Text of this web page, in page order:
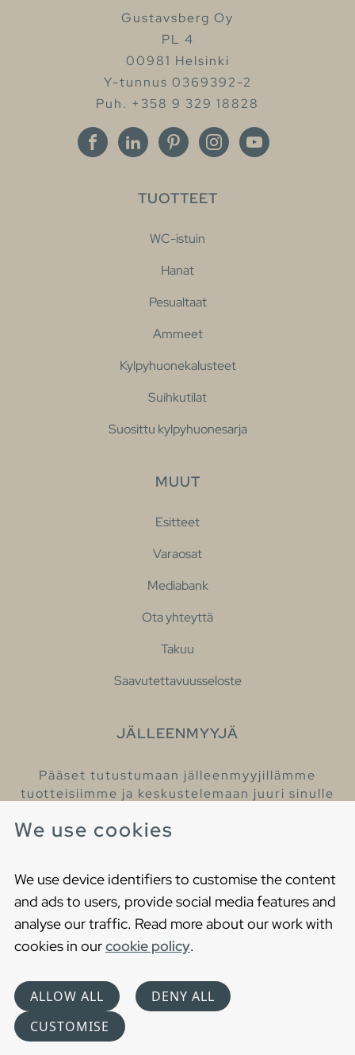
We use cookies
We use device identifiers to customise the content
and ads to users, provide social media features and
analyse our traffic. Read more about our work with
cookies in ourcookie policy.
ALLOW ALL
DENY ALL
CUSTOMISE
Gustavsberg Oy
PL 4
00981 Helsinki
Y-tunnus 0369392-2
Puh. +358 9 329 18828
TUOTTEET
WC-istuin
Hanat
Pesualtaat
Ammeet
Kylpyhuonekalusteet
Suihkutilat
Suosittu kylpyhuonesarja
MUUT
Esitteet
Varaosat
Mediabank
Ota yhteyttä
Takuu
Saavutettavuusseloste
JÄLLEENMYYJÄ
Pääset tutustumaan jälleenmyyjillämme
tuotteisiimme ja keskustelemaan juuri sinulle
Cookies
Privacy statement
Choose language